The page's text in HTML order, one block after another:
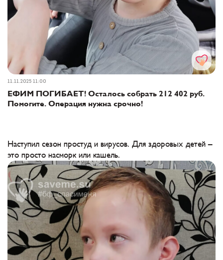
11.11.2025 11:00
ЕФИМ ПОГИБАЕТ! Осталось собрать 212 402 руб.
Помогите. Операция нужна срочно!
Наступил сезон простуд и вирусов. Для здоровых детей –
это просто насморк или кашель.